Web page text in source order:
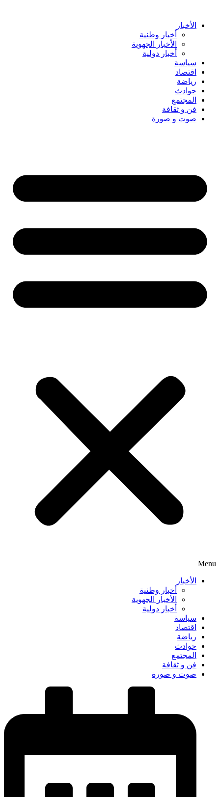
content الأخبار
أخبار وطنية
الأخبار الجهوية
أخبار دولية
سياسة
اقتصاد
رياضة
حوادث
المجتمع
فن و ثقافة
صوت و صورة
Menu
الأخبار
أخبار وطنية
الأخبار الجهوية
أخبار دولية
سياسة
اقتصاد
رياضة
حوادث
المجتمع
فن و ثقافة
صوت و صورة